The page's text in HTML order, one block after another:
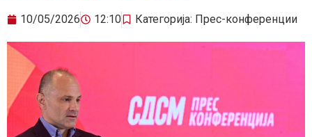
10/05/2026 12:10 Категорија: Прес-конференции